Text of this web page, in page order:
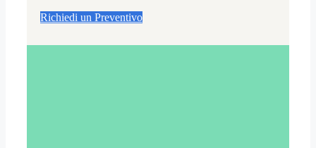
Richiedi un Preventivo